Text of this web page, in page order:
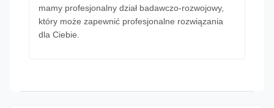
mamy profesjonalny dział badawczo-rozwojowy,
który może zapewnić profesjonalne rozwiązania
dla Ciebie.